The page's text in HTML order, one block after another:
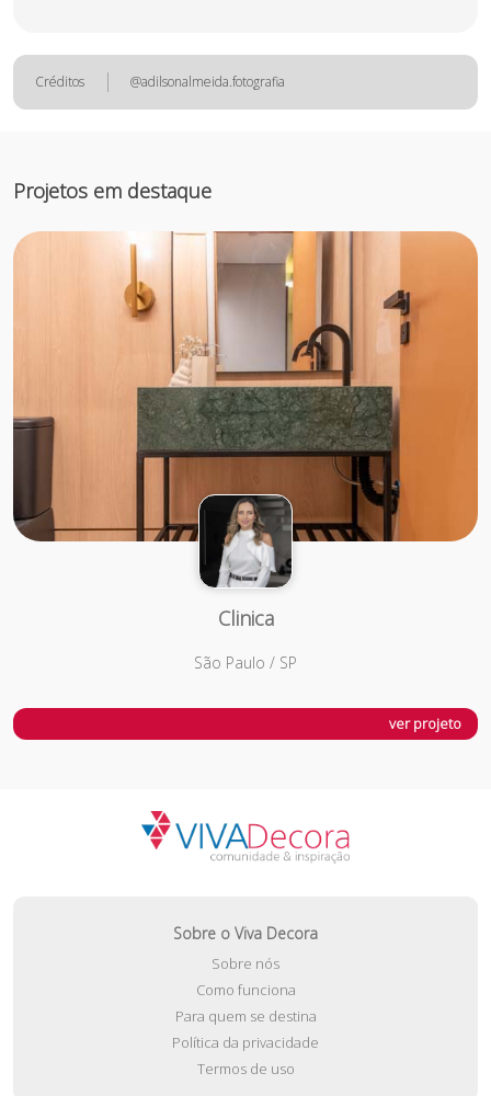
Créditos @adilsonalmeida.fotografia
Projetos em destaque
Clinica
São Paulo / SP
ver projeto
Sobre o Viva Decora
Sobre nós
Como funciona
Para quem se destina
Política da privacidade
Termos de uso